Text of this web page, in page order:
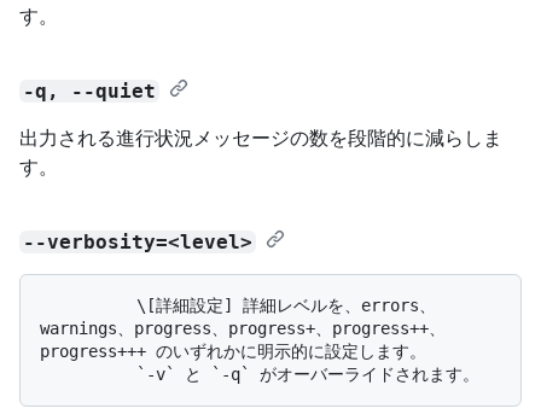
す。
-q, --quiet
出力される進行状況メッセージの数を段階的に減らしま
す。
--verbosity=<level>
warnings、progress、progress+、progress++、
progress+++ のいずれかに明示的に設定します。